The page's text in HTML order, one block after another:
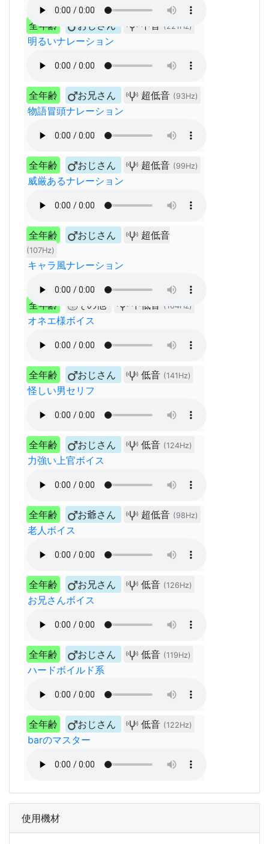
全年齢 おじさん 中音 (221Hz)
明るいナレーション
全年齢 お兄さん 超低音 (93Hz)
物語冒頭ナレーション
全年齢 おじさん 超低音 (99Hz)
威厳あるナレーション
全年齢 おじさん 超低音
(107Hz)
キャラ風ナレーション
全年齢 その他 中低音 (164Hz)
オネエ様ボイス
全年齢 おじさん 低音 (141Hz)
怪しい男セリフ
全年齢 おじさん 低音 (124Hz)
力強い上官ボイス
全年齢 お爺さん 超低音 (98Hz)
老人ボイス
全年齢 お兄さん 低音 (126Hz)
お兄さんボイス
全年齢 おじさん 低音 (119Hz)
ハードボイルド系
全年齢 おじさん 低音 (122Hz)
barのマスター
使用機材